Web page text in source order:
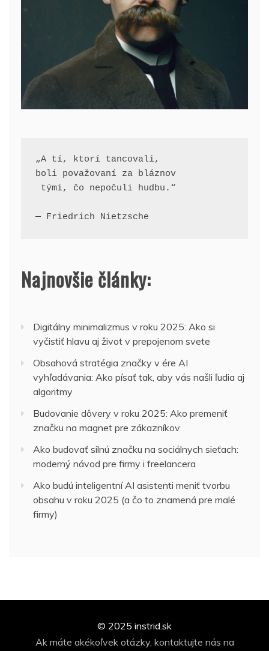
„A tí, ktorí tancovali,
boli považovaní za bláznov
tými, čo nepočuli hudbu.“
— Friedrich Nietzsche
Najnovšie články:
Digitálny minimalizmus v roku 2025: Ako si
vyčistiť hlavu aj život v prepojenom svete
Obsahová stratégia značky v ére AI
vyhľadávania: Ako písať tak, aby vás našli ľudia aj
algoritmy
Budovanie dôvery v roku 2025: Ako premeniť
značku na magnet pre zákazníkov
Ako budovať silnú značku na sociálnych sieťach:
moderný návod pre firmy i freelancera
Ako budú inteligentní AI asistenti meniť tvorbu
obsahu v roku 2025 (a čo to znamená pre malé
firmy)
© 2025 instrid.sk
Ak máte akékoľvek otázky, kontaktujte nás na